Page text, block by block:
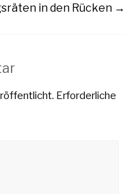
in den Rücken →
Erforderliche